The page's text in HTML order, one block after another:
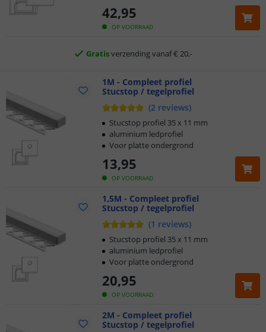
OP VOORRAAD
42,95
5 jaar garantie
Voor 23:45 uur besteld,morgen in huis
1M - Compleet profiel
Stucstop / tegelprofiel
(2 reviews)
OP VOORRAAD
13,95
Stucstop profiel 35 x 11 mm
aluminium ledprofiel
Voor platte ondergrond
1,5M - Compleet profiel
Stucstop / tegelprofiel
(1 reviews)
OP VOORRAAD
20,95
Stucstop profiel 35 x 11 mm
aluminium ledprofiel
Voor platte ondergrond
2M - Compleet profiel
Stucstop / tegelprofiel